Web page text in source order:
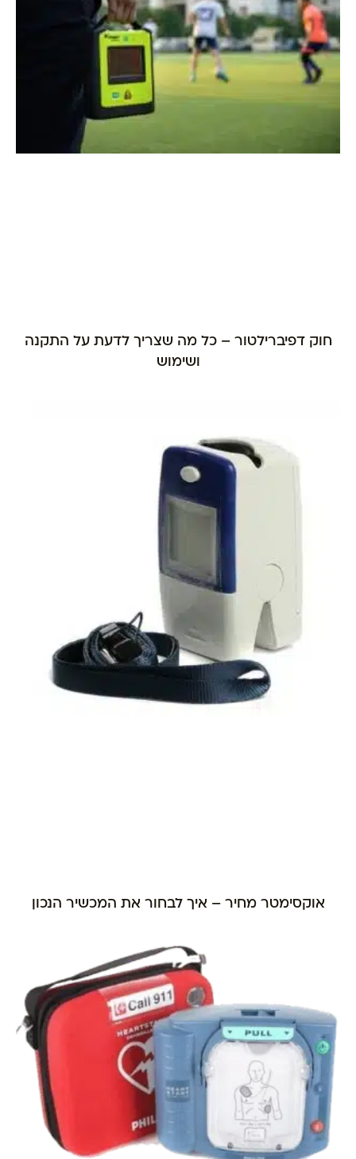
חוק דפיברילטור – כל מה שצריך לדעת על התקנה
ושימוש
אוקסימטר מחיר – איך לבחור את המכשיר הנכון